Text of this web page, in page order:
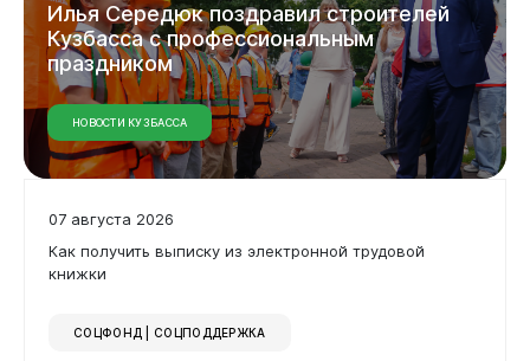
Илья Середюк поздравил строителей
Кузбасса с профессиональным
праздником
НОВОСТИ КУЗБАССА
07 августа 2026
Как получить выписку из электронной трудовой
книжки
СОЦФОНД | СОЦПОДДЕРЖКА